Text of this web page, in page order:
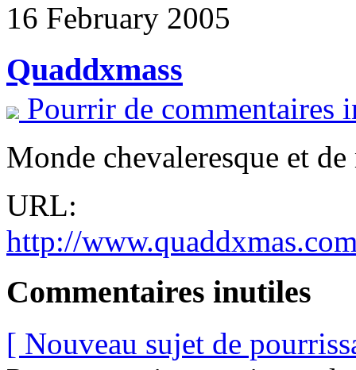
16 February 2005
Quaddxmass
Pourrir de commentaires
Monde chevaleresque et de
URL:
http://
Commentaires inutiles
[ Nouveau sujet de